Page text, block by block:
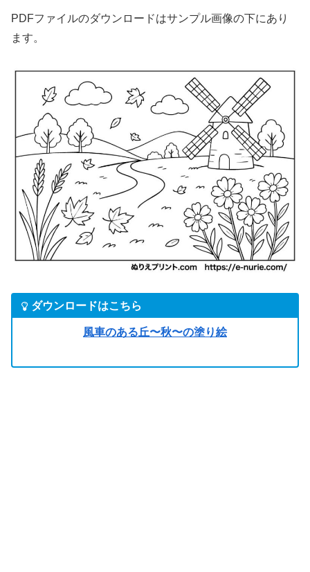
PDFファイルのダウンロードはサンプル画像の下にあり
ます。
ダウンロードはこちら
風車のある丘〜秋〜の塗り絵